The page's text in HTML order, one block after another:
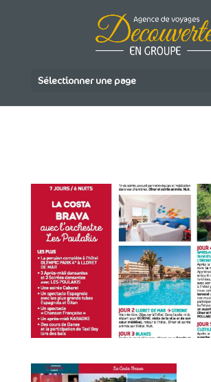
Sélectionner une page